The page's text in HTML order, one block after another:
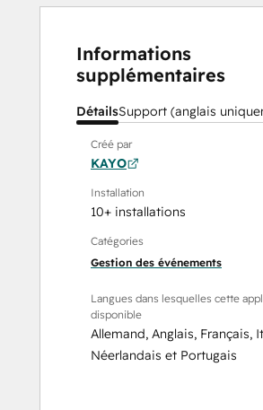
Informations
supplémentaires
DétailsSupport (anglais
Créé par
KAYO
Installation
10+ installations
Catégories
Gestion des événements
Langues dans lesquelles cette
disponible
Allemand, Anglais, Français,
Néerlandais et Portugais